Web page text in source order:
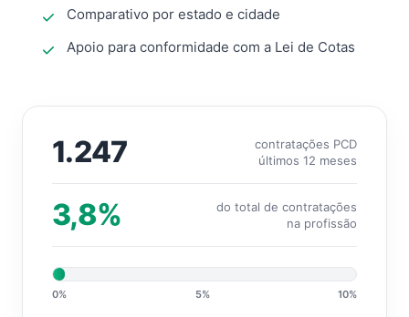
Comparativo por estado e cidade
Apoio para conformidade com a Lei de Cotas
1.247
contratações PCD
últimos 12 meses
3,8%
do total de contratações
na profissão
0% 5% 10%